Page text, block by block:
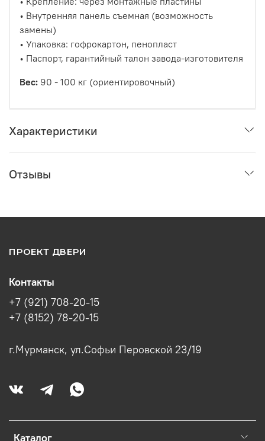
• Внутренняя панель съемная (возможность
замены)
• Упаковка: гофрокартон, пенопласт
• Паспорт, гарантийный талон завода-изготовителя
Вес: 90 - 100 кг (ориентировочный)
Характеристики
Отзывы
ПРОЕКТ ДВЕРИ
Каталог
Контакты
+7 (921) 708-20-15
+7 (8152) 78-20-15
г.Мурманск, ул.Софьи Перовской 23/19